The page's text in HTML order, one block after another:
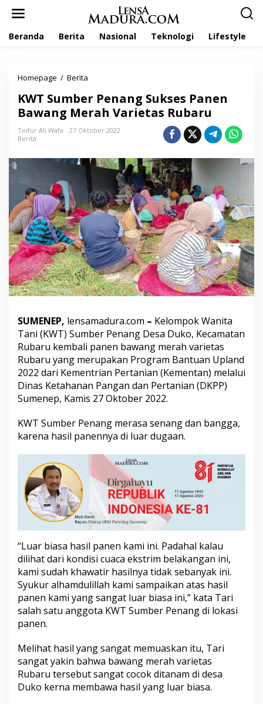
Beranda Berita Nasional Teknologi Lifestyle
Homepage / Berita
T
S
u
m
r
e
n
a
n
u
k
s
e
s
P
n
e
B
a
w
a
n
g
e
r
h
a
e
t
a
s
R
u
b
a
r
u
KWT Sumber Penang Sukses Panen
Bawang Merah Varietas Rubaru
Toifur Ali Wafa
27 Oktober 2022
Berita
SUMENEP, lensamadura.com – Kelompok Wanita
Tani (KWT) Sumber Penang Desa Duko, Kecamatan
Rubaru kembali panen bawang merah varietas
Rubaru yang merupakan Program Bantuan Upland
2022 dari Kementrian Pertanian (Kementan) melalui
Dinas Ketahanan Pangan dan Pertanian (DKPP)
Sumenep, Kamis 27 Oktober 2022.
KWT Sumber Penang merasa senang dan bangga,
karena hasil panennya di luar dugaan.
“Luar biasa hasil panen kami ini. Padahal kalau
dilihat dari kondisi cuaca ekstrim belakangan ini,
kami sudah khawatir hasilnya tidak sebanyak ini.
Syukur alhamdulillah kami sampaikan atas hasil
panen kami yang sangat luar biasa ini,” kata Tari
salah satu anggota KWT Sumber Penang di lokasi
panen.
Melihat hasil yang sangat memuaskan itu, Tari
sangat yakin bahwa bawang merah varietas
Rubaru tersebut sangat cocok ditanam di desa
Duko kerna membawa hasil yang luar biasa.